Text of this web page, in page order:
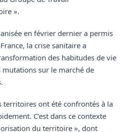
».
en février dernier a permis
la crise sanitaire a
des habitudes de vie
sur le marché de
territoires ont été confrontés à la
C’est dans ce contexte
du territoire », dont